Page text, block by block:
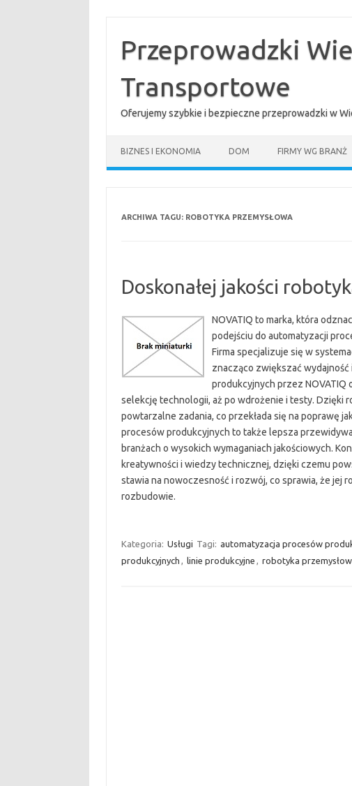
treściPrzeprowadzki
Transportowe
Oferujemy szybkie i bezpieczne przeprowadzki w
BIZNES I EKONOMIA DOM FIRMY WG BRANŻ
ARCHIWA TAGU: ROBOTYKA PRZEMYSŁOWA
Doskonałej jakości
NOVATIQ to marka, która
podejściu do automatyzacji
Firma specjalizuje się w
znacząco zwiększać
produkcyjnych przez NOVATIQ
selekcję technologii, aż po wdrożenie i testy. Dzięki
powtarzalne zadania, co przekłada się na poprawę
procesów produkcyjnych to także lepsza
branżach o wysokich wymaganiach jakościowych.
kreatywności i wiedzy technicznej, dzięki czemu
stawia na nowoczesność i rozwój, co sprawia, że jej
rozbudowie.
Kategoria: Usługi Tagi: automatyzacja procesów
produkcyjnych , linie produkcyjne , robotyka